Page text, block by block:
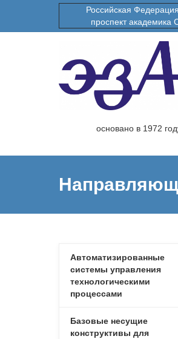
Российская Федерация,
проспект академика
основано в 1972
Автоматизированные
системы управления
технологическими
процессами
Базовые несущие
конструктивы для